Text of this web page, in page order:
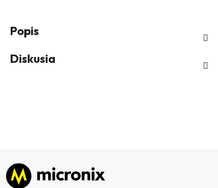
Popis
Diskusia
Zápätie